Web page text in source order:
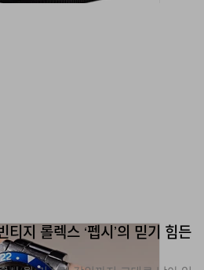
지 롤렉스 ‘펩시’의 믿기 힘든